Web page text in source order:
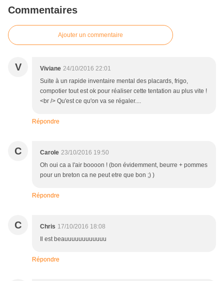
Commentaires
Ajouter un commentaire
V Viviane 24/10/2016 22:01
Suite à un rapide inventaire mental des placards, frigo,
compotier tout est ok pour réaliser cette tentation au plus vite !
<br /> Qu'est ce qu'on va se régaler....
Répondre
C Carole 23/10/2016 19:50
Oh oui ca a l'air boooon ! (bon évidemment, beurre + pommes
pour un breton ca ne peut etre que bon ;) )
Répondre
C Chris 17/10/2016 18:08
Il est beauuuuuuuuuuuu
Répondre